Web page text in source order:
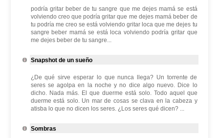
podría gritar beber de tu sangre que me dejes mamá se está
volviendo creo que podría gritar que me dejes mamá beber de
tu podría me creo se está volviendo gritar loca que me dejes tu
sangre beber mamá se está loca volviendo podría gritar que
me dejes beber de tu sangre...
Snapshot de un sueño
¿De qué sirve esperar lo que nunca llega? Un torrente de
seres se agolpa en la noche y no dice algo nuevo. Dice lo
dicho. Nada más. El que duerme está solo. Todo aquel que
duerme está solo. Un mar de cosas se clava en la cabeza y
atisba lo que no dicen los seres. ¿Los seres qué dicen? ...
Sombras